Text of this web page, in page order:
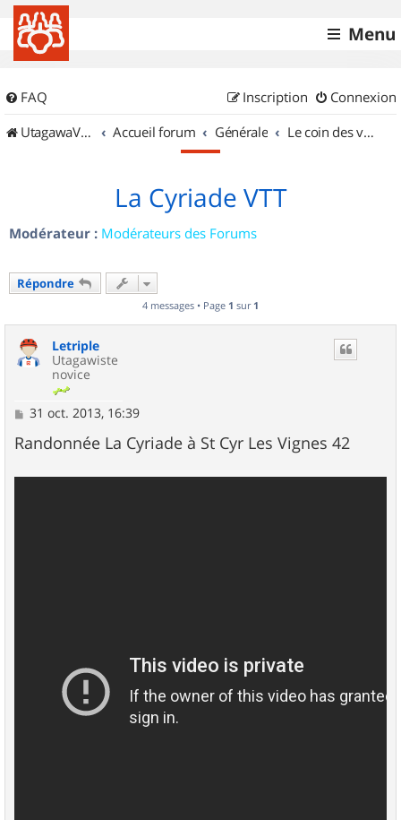
Menu
FAQ Connexion
Inscription
UtagawaVTT (Randos VTT et VTTAE avec traces GPS)
Accueil forum Générale Le coin des vidéastes
La Cyriade VTT
Modérateur : Modérateurs des Forums
Répondre
4 messages • Page 1 sur 1
Letriple
Utagawiste
novice
M
s
s
31 oct. 2013, 16:39
Randonnée La Cyriade à St Cyr Les Vignes 42